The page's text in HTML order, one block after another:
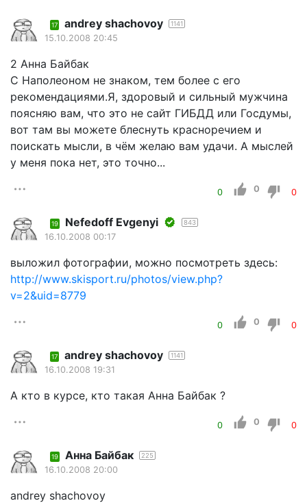
17 andrey shachovoy 1141
15.10.2008 20:45
2 Анна Байбак
С Наполеоном не знаком, тем более с его
рекомендациями.Я, здоровый и сильный мужчина
поясняю вам, что это не сайт ГИБДД или Госдумы,
вот там вы можете блеснуть красноречием и
поискать мысли, в чём желаю вам удачи. А мыслей
у меня пока нет, это точно...
0 0 0
19 Nefedoff Evgenyi 843
16.10.2008 00:17
выложил фотографии, можно посмотреть здесь:
http://www.skisport.ru/photos/view.php?
v=2&uid=8779
0 0 0
17 andrey shachovoy 1141
16.10.2008 19:31
А кто в курсе, кто такая Анна Байбак ?
0 0 0
19 Анна Байбак 225
16.10.2008 20:00
andrey shachovoy